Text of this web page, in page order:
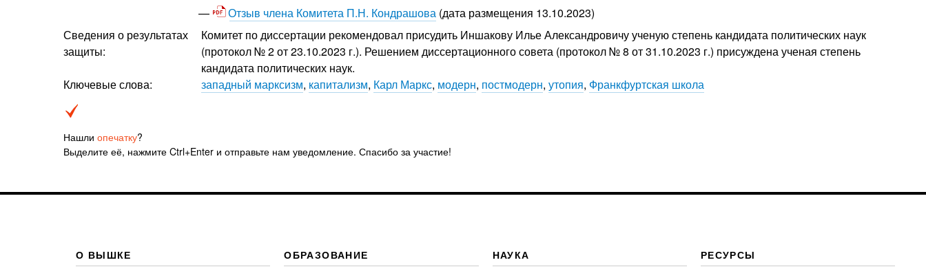
Нашли опечатку?
Выделите её, нажмите Ctrl+Enter и отправьте нам уведомление. Спасибо за участие!
Отзыв члена Комитета П.Н. Кондрашова (дата размещения 13.10.2023)
Сведения о результатах
защиты:
Комитет по диссертации рекомендовал присудить Иншакову Илье Александровичу ученую степень кандидата политических наук
(протокол № 2 от 23.10.2023 г.). Решением диссертационного совета (протокол № 8 от 31.10.2023 г.) присуждена ученая степень
кандидата политических наук.
Ключевые слова:
западный марксизм, капитализм, Карл Маркс, модерн, постмодерн, утопия, Франкфуртская школа
О ВЫШКЕ
ОБРАЗОВАНИЕ
НАУКА
РЕСУРСЫ